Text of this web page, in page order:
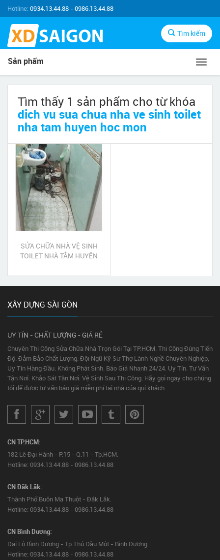
Hotline:0934.13.44.88 - 0986.13.44.88
Tìm kiếm
Sản phẩm
Tìm thấy 1 sản phẩm cho từ khóa
dich vu sua chua nha ve sinh toilet
nha tam huyen hoc mon
SỬA CHỮA NHÀ VỆ SINH
TOILET NHÀ TẮM HUYỆN
XÂY DỰNG SÀI GÒN
UY TÍN - CHẤT LƯỢNG - GIÁ RẺ
Chuyên Thi Công Sửa Chữa Nhà Trọn Gói Tại TP.HCM. Thi Công Đúng Tiến
Độ. Đảm Bảo Chất Lượng. Đội Ngũ Kỹ Sư Thợ Lành Nghề Chuyên Nghiệp,
Uy Tín Hàng Đầu. Không Phát Sinh. Báo Giá Nhanh 24/24. Uy Tín. Tư Vấn
Tận Nơi. Khảo Sát Tận Nơi. Vệ Sinh Sau Thi Công. Hãy gọi ngay cho chúng
tôi để được tư vấn báo giá miễn phí tại nhà của quí khách.
CN TP.HCM:
182 Lê Đại Hành - P.15 - Q.11 - Tp.HCM.
Hotline: 0934.13.44.88 - 0986.13.44.88
CN Đắk Lắk:
Thành Phố Buôn Ma Thuột - Đắk Lắk.
Hotline: 0934.13.44.88 - 0986.13.44.88
CN Bình Dương:
Đại Lộ Bình Dương - Tp.Thủ Dầu Một - Bình Dương
Hotline: 0934.13.44.88 - 0986.13.44.88